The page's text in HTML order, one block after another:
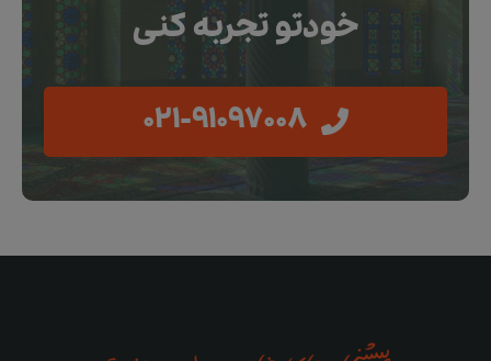
خودتو تجربه کنی
021-91097008